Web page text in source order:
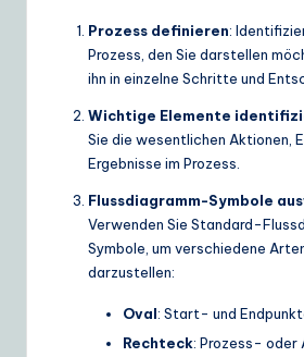
Prozess definieren:
Prozess, den Sie darstellen
ihn in einzelne Schritte und
Wichtige Elemente
Sie die wesentlichen Aktionen,
Ergebnisse im Prozess.
Flussdiagramm-Symbole
Verwenden Sie Standard-
Symbole, um verschiedene
darzustellen:
Oval: Start- und
Rechteck: Prozess- oder